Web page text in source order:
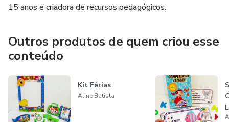
Aliteração
E tudo isso sai apenas 8 reais 😍🥰😱😱😱
15 anos e criadora de recursos pedagógicos.
Outros produtos de quem criou esse
conteúdo
Kit Férias
Aline Batista